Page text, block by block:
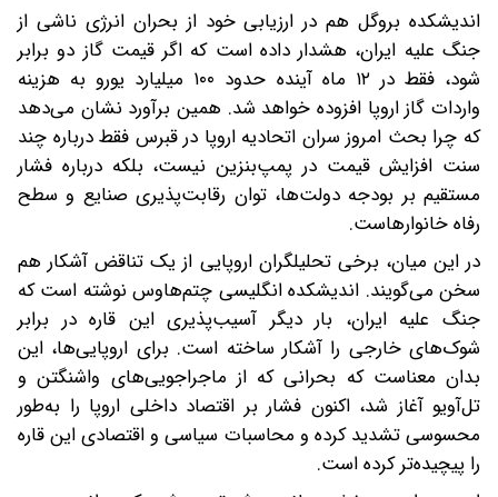
اندیشکده بروگل هم در ارزیابی خود از بحران انرژی ناشی از
جنگ علیه ایران، هشدار داده است که اگر قیمت گاز دو برابر
شود، فقط در ۱۲ ماه آینده حدود ۱۰۰ میلیارد یورو به هزینه
واردات گاز اروپا افزوده خواهد شد. همین برآورد نشان می‌دهد
که چرا بحث امروز سران اتحادیه اروپا در قبرس فقط درباره چند
سنت افزایش قیمت در پمپ‌بنزین نیست، بلکه درباره فشار
مستقیم بر بودجه دولت‌ها، توان رقابت‌پذیری صنایع و سطح
رفاه خانوارهاست.
در این میان، برخی تحلیلگران اروپایی از یک تناقض آشکار هم
سخن می‌گویند. اندیشکده انگلیسی چتم‌هاوس نوشته است که
جنگ علیه ایران، بار دیگر آسیب‌پذیری این قاره در برابر
شوک‌های خارجی را آشکار ساخته است. برای اروپایی‌ها، این
بدان معناست که بحرانی که از ماجراجویی‌های واشنگتن و
تل‌آویو آغاز شد، اکنون فشار بر اقتصاد داخلی اروپا را به‌طور
محسوسی تشدید کرده و محاسبات سیاسی و اقتصادی این قاره
را پیچیده‌تر کرده است.